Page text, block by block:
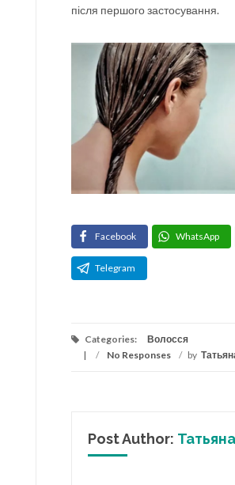
після першого застосування.
Facebook WhatsApp
Telegram
Categories:
Волосся
/
No Responses / by
Post Author: